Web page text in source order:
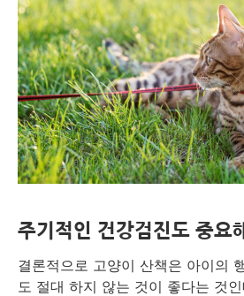
주기적인 건강검진도 중요
결론적으로 고양이 산책은 아이의
도 절대 하지 않는 것이 좋다는 것